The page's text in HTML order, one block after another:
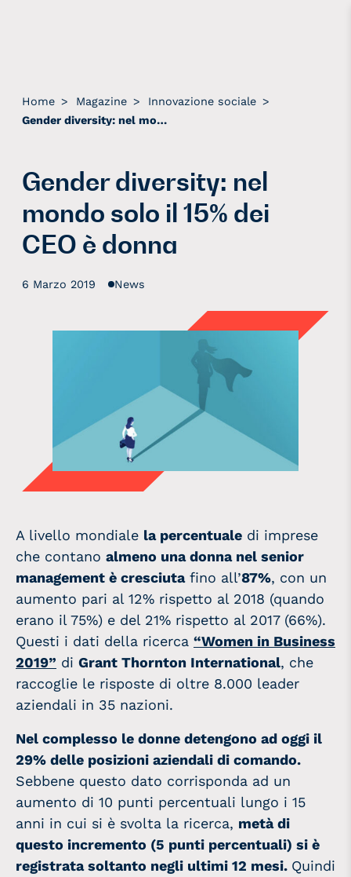
Home > Magazine > Innovazione sociale >
Gender diversity: nel mondo solo il 15% dei CEO è donna
Gender diversity: nel
mondo solo il 15% dei
CEO è donna
6 Marzo 2019 News
A livello mondiale la percentuale di imprese
che contano almeno una donna nel senior
management è cresciutafino all’87%, con un
aumento pari al 12% rispetto al 2018 (quando
erano il 75%) e del 21% rispetto al 2017 (66%).
Questi i dati della ricerca “Women in Business
2019” di Grant Thornton International, che
raccoglie le risposte di oltre 8.000 leader
aziendali in 35 nazioni.
Nel complesso le donne detengono ad oggi il
29% delle posizioni aziendali di comando.
Sebbene questo dato corrisponda ad un
aumento di 10 punti percentuali lungo i 15
anni in cui si è svolta la ricerca, metà di
questo incremento (5 punti percentuali) si è
registrata soltanto negli ultimi 12 mesi. Quindi